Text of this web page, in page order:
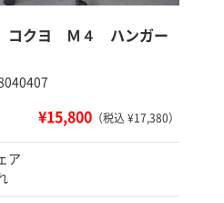
コクヨ Ｍ４ ハンガー
¥15,800 （税込 ¥17,380）
ア